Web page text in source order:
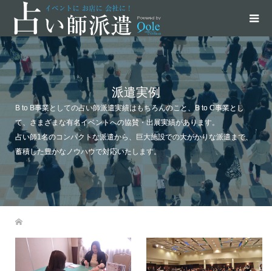
派遣実例
B to B事業としての占い師派遣実績はもちろんのこと、B to C事業とし
て、さまざまな有名イベントへの協賛・出展実績があります。
占い師1名のコンパクトな派遣から、巨大施設での大がかりな派遣まで、
蓄積した豊かなノウハウで対応いたします。